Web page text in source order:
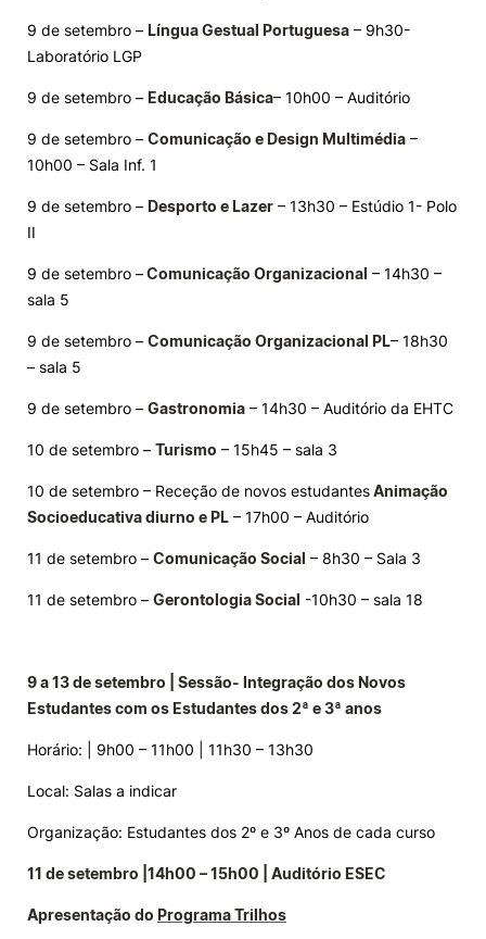
9 de setembro – Língua Gestual Portuguesa – 9h30-
Laboratório LGP
9 de setembro – Educação Básica– 10h00 – Auditório
9 de setembro – Comunicação e Design Multimédia –
10h00 – Sala Inf. 1
9 de setembro – Desporto e Lazer – 13h30 – Estúdio 1- Polo
II
9 de setembro –Comunicação Organizacional – 14h30 –
sala 5
9 de setembro – Comunicação Organizacional PL– 18h30
– sala 5
9 de setembro – Gastronomia – 14h30 – Auditório da EHTC
10 de setembro – Turismo – 15h45 – sala 3
10 de setembro – Receção de novos estudantesAnimação
Socioeducativa diurno e PL – 17h00 – Auditório
11 de setembro – Comunicação Social – 8h30 – Sala 3
11 de setembro – Gerontologia Social -10h30 – sala 18
9 a 13 de setembro | Sessão- Integração dos Novos
Estudantes com os Estudantes dos 2ª e 3ª anos
Horário: | 9h00 – 11h00 | 11h30 – 13h30
Local: Salas a indicar
Organização: Estudantes dos 2º e 3º Anos de cada curso
11 de setembro |14h00 – 15h00 | Auditório ESEC
Apresentação do Programa Trilhos